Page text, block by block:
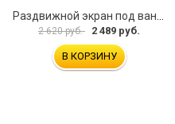
2 620 руб. 2 489 руб.
В КОРЗИНУ